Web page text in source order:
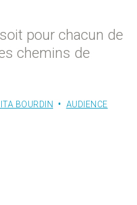
pour chacun de
chemins de
BOURDIN
AUDIENCE